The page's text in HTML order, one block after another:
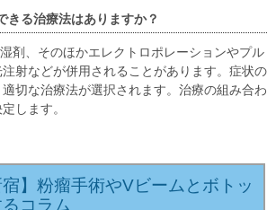
きる治療法はありますか？
剤、そのほかエレクトロポレーションやプル
射などが併用されることがあります。症状の
切な治療法が選択されます。治療の組み合わ
します。
宿】粉瘤手術やVビームとボトッ
コラム